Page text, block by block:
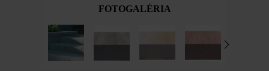
FOTOGALÉRIA